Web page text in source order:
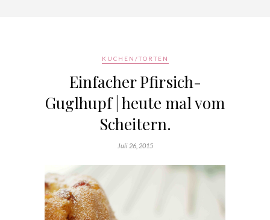
KUCHEN/TORTEN
Einfacher Pfirsich-
Guglhupf | heute mal vom
Scheitern.
Juli 26, 2015